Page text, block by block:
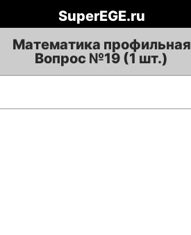
SuperEGE.ru
Математика профильная
Вопрос №19 (1 шт.)